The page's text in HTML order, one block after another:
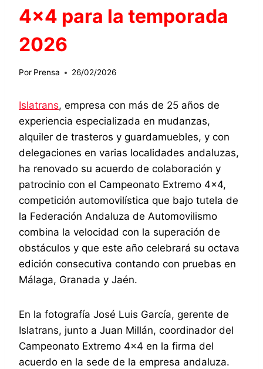
4×4 para la temporada
2026
Por Prensa 26/02/2026
Islatrans, empresa con más de 25 años de
experiencia especializada en mudanzas,
alquiler de trasteros y guardamuebles, y con
delegaciones en varias localidades andaluzas,
ha renovado su acuerdo de colaboración y
patrocinio con el Campeonato Extremo 4×4,
competición automovilística que bajo tutela de
la Federación Andaluza de Automovilismo
combina la velocidad con la superación de
obstáculos y que este año celebrará su octava
edición consecutiva contando con pruebas en
Málaga, Granada y Jaén.
En la fotografía José Luis García, gerente de
Islatrans, junto a Juan Millán, coordinador del
Campeonato Extremo 4×4 en la firma del
acuerdo en la sede de la empresa andaluza.